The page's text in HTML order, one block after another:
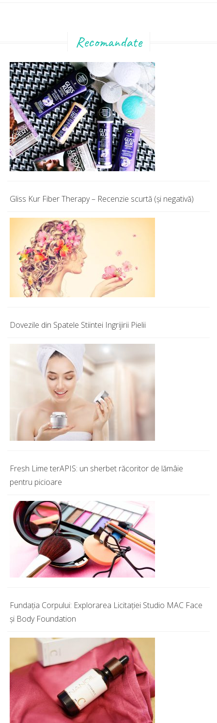
Recomandate
Gliss Kur Fiber Therapy – Recenzie scurtă (și negativă)
Dovezile din Spatele Stiintei Ingrijirii Pielii
Fresh Lime terAPIS: un sherbet răcoritor de lămâie
pentru picioare
Fundația Corpului: Explorarea Licitației Studio MAC Face
și Body Foundation